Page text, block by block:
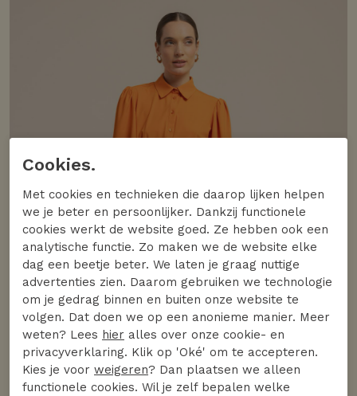
Cookies.
Met cookies en technieken die daarop lijken helpen
we je beter en persoonlijker. Dankzij functionele
cookies werkt de website goed. Ze hebben ook een
analytische functie. Zo maken we de website elke
dag een beetje beter. We laten je graag nuttige
advertenties zien. Daarom gebruiken we technologie
om je gedrag binnen en buiten onze website te
volgen. Dat doen we op een anonieme manier. Meer
weten? Lees hier alles over onze cookie- en
privacyverklaring. Klik op 'Oké' om te accepteren.
Kies je voor weigeren? Dan plaatsen we alleen
functionele cookies. Wil je zelf bepalen welke